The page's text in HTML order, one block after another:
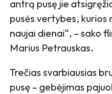
antrą pusę jie
pusės vertybes, kurios
naujai dienai“, – sako
Marius Petrauskas.
Trečias svarbiausias
pusę – gebėjimas